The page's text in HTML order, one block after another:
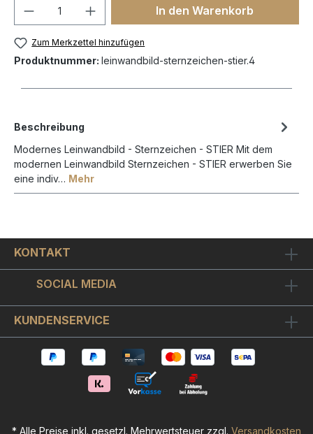
In den Warenkorb
Zum Merkzettel hinzufügen
Produktnummer: leinwandbild-sternzeichen-stier.4
Beschreibung
Modernes Leinwandbild - Sternzeichen - STIER Mit dem
modernen Leinwandbild Sternzeichen - STIER erwerben Sie
eine indiv… Mehr
KONTAKT
SOCIAL MEDIA
KUNDENSERVICE
* Alle Preise inkl. gesetzl. Mehrwertsteuer zzgl. Versandkosten